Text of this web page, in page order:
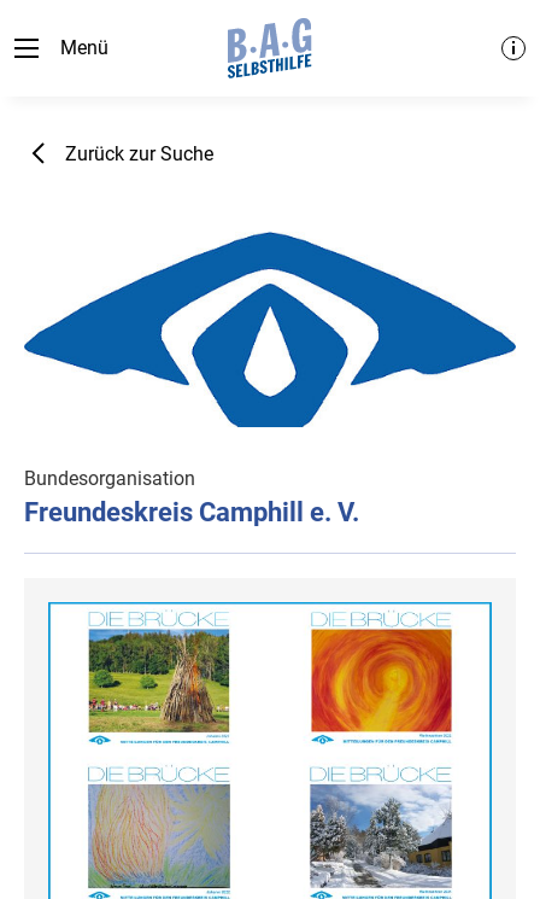
Menü
Zurück zur Suche
Bundesorganisation
Freundeskreis Camphill e. V.